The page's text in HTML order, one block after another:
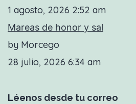
1 agosto, 2026 2:52 am
Mareas de honor y sal
by Morcego
28 julio, 2026 6:34 am
Léenos desde tu correo